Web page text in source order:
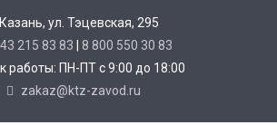
ул. Тэцевская, 295
215 83 83
8 800 550 30 83
работы: ПН-ПТ с 9:00 до 18:00
zakaz@ktz-zavod.ru